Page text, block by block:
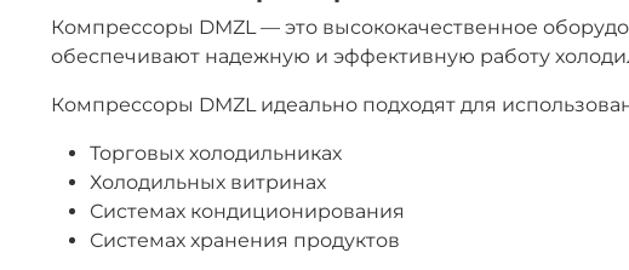
Компрессоры DMZL — это высококачественное
обеспечивают надежную и эффективную работу
Компрессоры DMZL идеально подходят для
Торговых холодильниках
Холодильных витринах
Системах кондиционирования
Системах хранения продуктов